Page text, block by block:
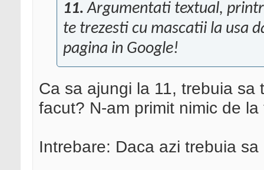
11. Argumentati textual,
te trezesti cu mascatii la usa
pagina in Google!
Ca sa ajungi la 11, trebuia
facut? N-am primit nimic de
Intrebare: Daca azi trebuia